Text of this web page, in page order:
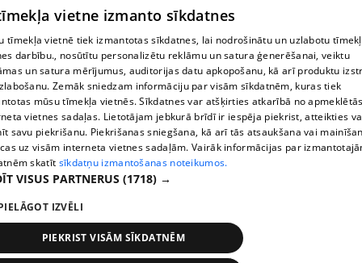
Добавление
комментариев
TВ-программа
Условия договора
360 Ziņu kontakti
Helio Media
Служба помощи портала: э-почта -
All rights reserved.
vietne izmanto sīkdatnes
tīmekļa vietnē tiek izmantotas sīkdatnes, lai nodrošinātu un uzlabotu
darbību., nosūtītu personalizētu reklāmu un satura ģenerēšanai, veiktu
un satura mērījumus, auditorijas datu apkopošanu, kā arī produktu
Zemāk sniedzam informāciju par visām sīkdatnēm, kuras tiek
mūsu tīmekļa vietnēs. Sīkdatnes var atšķirties atkarībā no
vietnes sadaļas. Lietotājam jebkurā brīdī ir iespēja piekrist, atteikties
savu piekrišanu. Piekrišanas sniegšana, kā arī tās atsaukšana vai
uz visām interneta vietnes sadaļām. Vairāk informācijas par
skatīt sīkdatņu izmantošanas noteikumos.
VISUS PARTNERUS (1718) →
IZVĒLI
PIEKRIST VISĀM SĪKDATNĒM